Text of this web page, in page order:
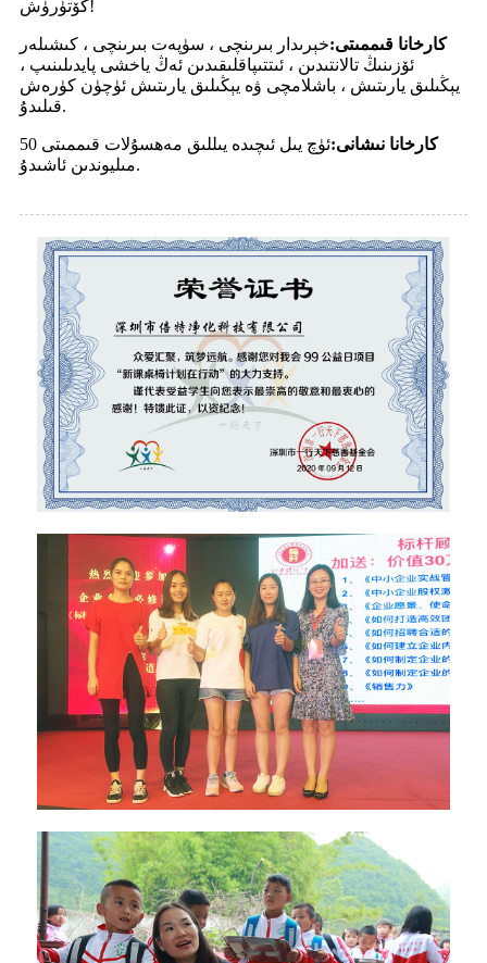
كۆتۈرۈش!
كارخانا قىممىتى:خېرىدار بىرىنچى ، سۈپەت بىرىنچى ، كىشىلەر
ئۆزىنىڭ تالانتىدىن ، ئىتتىپاقلىقىدىن ئەڭ ياخشى پايدىلىنىپ ،
يېڭىلىق يارىتىش ، باشلامچى ۋە يېڭىلىق يارىتىش ئۈچۈن كۈرەش
قىلىدۇ.
كارخانا نىشانى:
ئۈچ يىل ئىچىدە يىللىق مەھسۇلات قىممىتى 50
مىليوندىن ئاشىدۇ.